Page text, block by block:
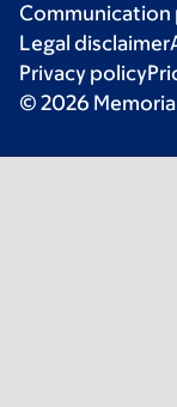
Communication
Legal disclaimer
Privacy policy
© 2026